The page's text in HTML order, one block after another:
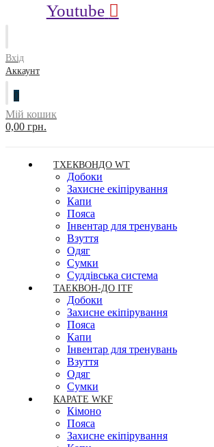
Youtube
Вхід
Аккаунт
0
Мій кошик
0,00 грн.
ТХЕКВОНДО WT
Добоки
Захисне екіпірування
Капи
Пояса
Інвентар для тренувань
Взуття
Одяг
Сумки
Суддівська система
ТАЕКВОН-ДО ITF
Добоки
Захисне екіпірування
Пояса
Капи
Інвентар для тренувань
Взуття
Одяг
Сумки
КАРАТЕ WKF
Кімоно
Пояса
Захисне екіпірування